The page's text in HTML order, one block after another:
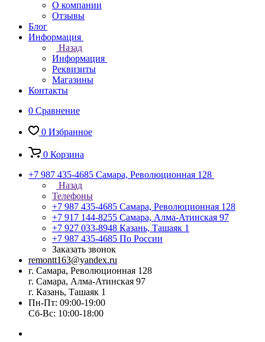
О компании
Отзывы
Блог
Информация
Назад
Информация
Реквизиты
Магазины
Контакты
0 Сравнение
0 Избранное
0 Корзина
+7 987 435-4685 Самара, Революционная 128
Назад
Телефоны
+7 987 435-4685 Самара, Революционная 128
+7 917 144-8255 Самара, Алма-Атинская 97
+7 927 033-8948 Казань, Ташаяк 1
+7 987 435-4685 По России
Заказать звонок
remontt163@yandex.ru
г. Самара, Революционная 128
г. Самара, Алма-Атинская 97
г. Казань, Ташаяк 1
Пн-Пт: 09:00-19:00
Сб-Вс: 10:00-18:00